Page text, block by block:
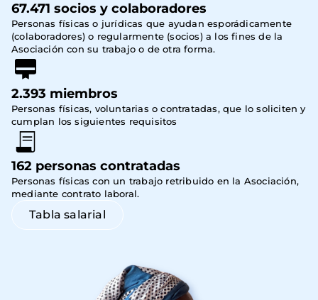
67.471 socios y colaboradores
Personas físicas o jurídicas que ayudan esporádicamente
(colaboradores) o regularmente (socios) a los fines de la
Asociación con su trabajo o de otra forma.
2.393 miembros
Personas físicas, voluntarias o contratadas, que lo soliciten y
cumplan los siguientes requisitos
162 personas contratadas
Personas físicas con un trabajo retribuido en la Asociación,
mediante contrato laboral.
Tabla salarial